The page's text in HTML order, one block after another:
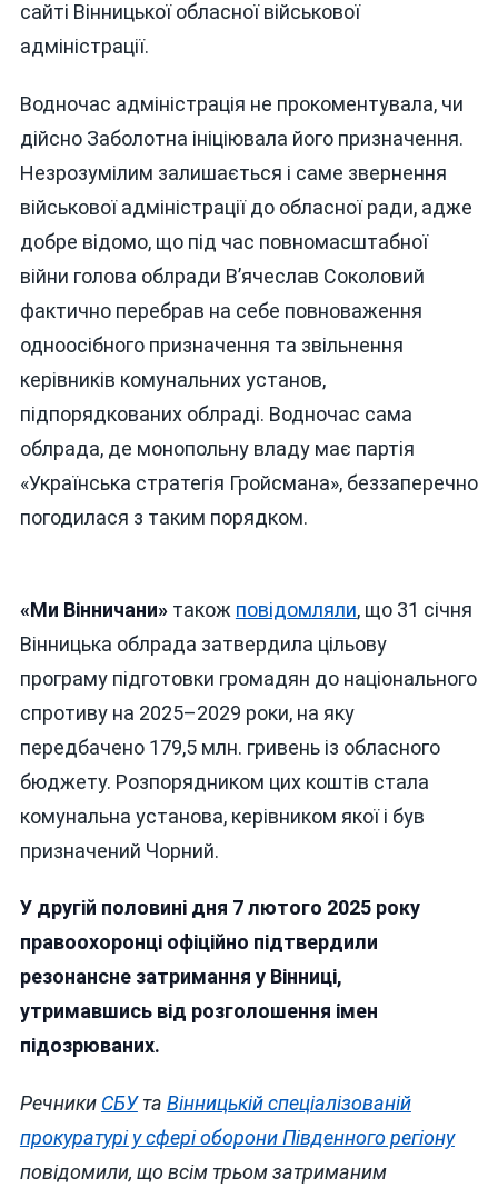
сайті Вінницької обласної військової
адміністрації.
Водночас адміністрація не прокоментувала, чи
дійсно Заболотна ініціювала його призначення.
Незрозумілим залишається і саме звернення
військової адміністрації до обласної ради, адже
добре відомо, що під час повномасштабної
війни голова облради В’ячеслав Соколовий
фактично перебрав на себе повноваження
одноосібного призначення та звільнення
керівників комунальних установ,
підпорядкованих облраді. Водночас сама
облрада, де монопольну владу має партія
«Українська стратегія Гройсмана», беззаперечно
погодилася з таким порядком.
«Ми Вінничани»також повідомляли, що 31 січня
Вінницька облрада затвердила цільову
програму підготовки громадян до національного
спротиву на 2025–2029 роки, на яку
передбачено 179,5 млн. гривень із обласного
бюджету. Розпорядником цих коштів стала
комунальна установа, керівником якої і був
призначений Чорний.
У другій половині дня 7 лютого 2025 року
правоохоронці офіційно підтвердили
резонансне затримання у Вінниці,
утримавшись від розголошення імен
підозрюваних.
Речники СБУта Вінницькій спеціалізованій
прокуратурі у сфері оборони Південного регіону
повідомили, що всім трьом затриманим